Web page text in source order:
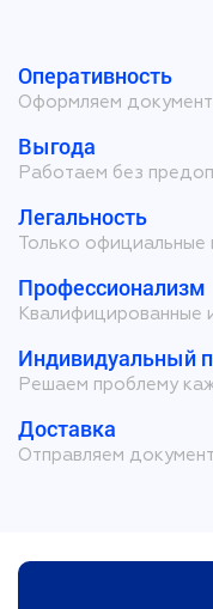
Оперативность
Оформляем
Выгода
Работаем без
Легальность
Только
Профессионализм
Квалифицированные
Индивидуальный
Решаем проблему
Доставка
Отправляем